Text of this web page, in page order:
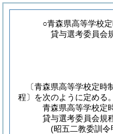
○青森県高等学校
貸与選考委員会
〔青森県高等学校定
程〕を次のように定める。
青森県高等学校定
貸与選考委員会規
(昭五二教委訓令